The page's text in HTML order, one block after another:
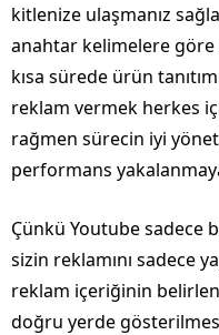
kitlenize ulaşmanız
anahtar kelimelere
kısa sürede ürün
reklam vermek herkes
rağmen sürecin iyi
performans
Çünkü Youtube sadece
sizin reklamını sadece
reklam içeriğinin
doğru yerde